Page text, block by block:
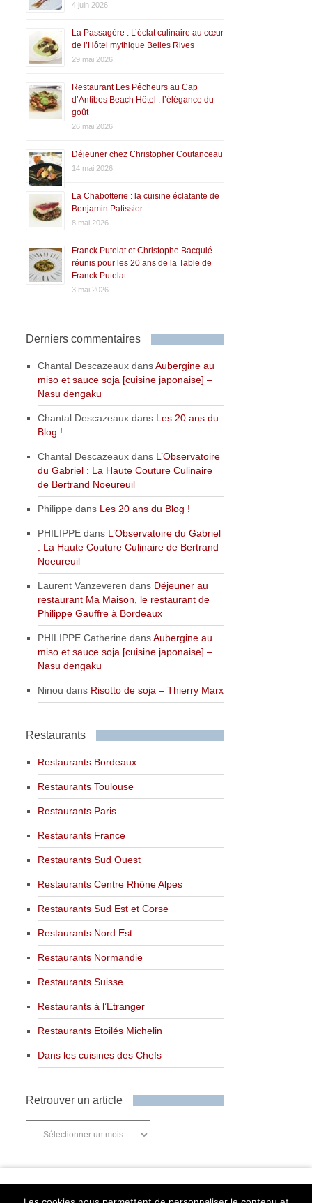
4 juin 2026
La Passagère : L’éclat culinaire au cœur
de l’Hôtel mythique Belles Rives
29 mai 2026
Restaurant Les Pêcheurs au Cap
d’Antibes Beach Hôtel : l’élégance du
goût
26 mai 2026
Déjeuner chez Christopher Coutanceau
14 mai 2026
La Chabotterie : la cuisine éclatante de
Benjamin Patissier
8 mai 2026
Franck Putelat et Christophe Bacquié
réunis pour les 20 ans de la Table de
Franck Putelat
3 mai 2026
Derniers commentaires
Chantal Descazeaux dansAubergine au
miso et sauce soja [cuisine japonaise] –
Nasu dengaku
Chantal Descazeaux dans Les 20 ans du
Blog !
Chantal Descazeaux dans L’Observatoire
du Gabriel : La Haute Couture Culinaire
de Bertrand Noeureuil
Philippe dans Les 20 ans du Blog !
PHILIPPE dans L’Observatoire du Gabriel
: La Haute Couture Culinaire de Bertrand
Noeureuil
Laurent Vanzeveren dans Déjeuner au
restaurant Ma Maison, le restaurant de
Philippe Gauffre à Bordeaux
PHILIPPE Catherine dansAubergine au
miso et sauce soja [cuisine japonaise] –
Nasu dengaku
Ninou dans Risotto de soja – Thierry Marx
Restaurants
Restaurants Bordeaux
Restaurants Toulouse
Restaurants Paris
Restaurants France
Restaurants Sud Ouest
Restaurants Centre Rhône Alpes
Restaurants Sud Est et Corse
Restaurants Nord Est
Restaurants Normandie
Restaurants Suisse
Restaurants à l’Etranger
Restaurants Etoilés Michelin
Dans les cuisines des Chefs
Retrouver un article